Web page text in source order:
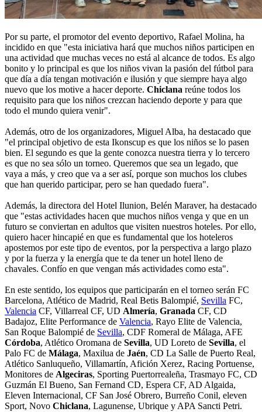
Por su parte, el promotor del evento deportivo, Rafael Molina, ha
incidido en que "esta iniciativa hará que muchos niños participen en
una actividad que muchas veces no está al alcance de todos. Es algo
bonito y lo principal es que los niños vivan la pasión del fútbol para
que día a día tengan motivación e ilusión y que siempre haya algo
nuevo que los motive a hacer deporte. Chiclana reúne todos los
requisito para que los niños crezcan haciendo deporte y para que
todo el mundo quiera venir".
Además, otro de los organizadores, Miguel Alba, ha destacado que
"el principal objetivo de esta Ikonscup es que los niños se lo pasen
bien. El segundo es que la gente conozca nuestra tierra y lo tercero
es que no sea sólo un torneo. Queremos que sea un legado, que
vaya a más, y creo que va a ser así, porque son muchos los clubes
que han querido participar, pero se han quedado fuera".
Además, la directora del Hotel Ilunion, Belén Maraver, ha destacado
que "estas actividades hacen que muchos niños venga y que en un
futuro se conviertan en adultos que visiten nuestros hoteles. Por ello,
quiero hacer hincapié en que es fundamental que los hoteleros
apostemos por este tipo de eventos, por la perspectiva a largo plazo
y por la fuerza y la energía que te da tener un hotel lleno de
chavales. Confío en que vengan más actividades como esta".
En este sentido, los equipos que participarán en el torneo serán FC
Barcelona, Atlético de Madrid, Real Betis Balompié, Sevilla FC,
Valencia CF, Villarreal CF, UD Almería, Granada CF, CD
Badajoz, Elite Performance de Valencia, Rayo Elite de Valencia,
San Roque Balompié de Sevilla, CDF Romeral de Málaga, AFE
Córdoba, Atlético Oromana de Sevilla, UD Loreto de Sevilla, el
Palo FC de Málaga, Maxilua de Jaén, CD La Salle de Puerto Real,
Atlético Sanluqueño, Villamartín, Afición Xerez, Racing Portuense,
Monitores de Algeciras, Sporting Puertorrealeña, Trasmayo FC, CD
Guzmán El Bueno, San Fernand CD, Espera CF, AD Algaida,
Eleven Internacional, CF San José Obrero, Burreño Conil, eleven
Sport, Novo Chiclana, Lagunense, Ubrique y APA Sancti Petri.